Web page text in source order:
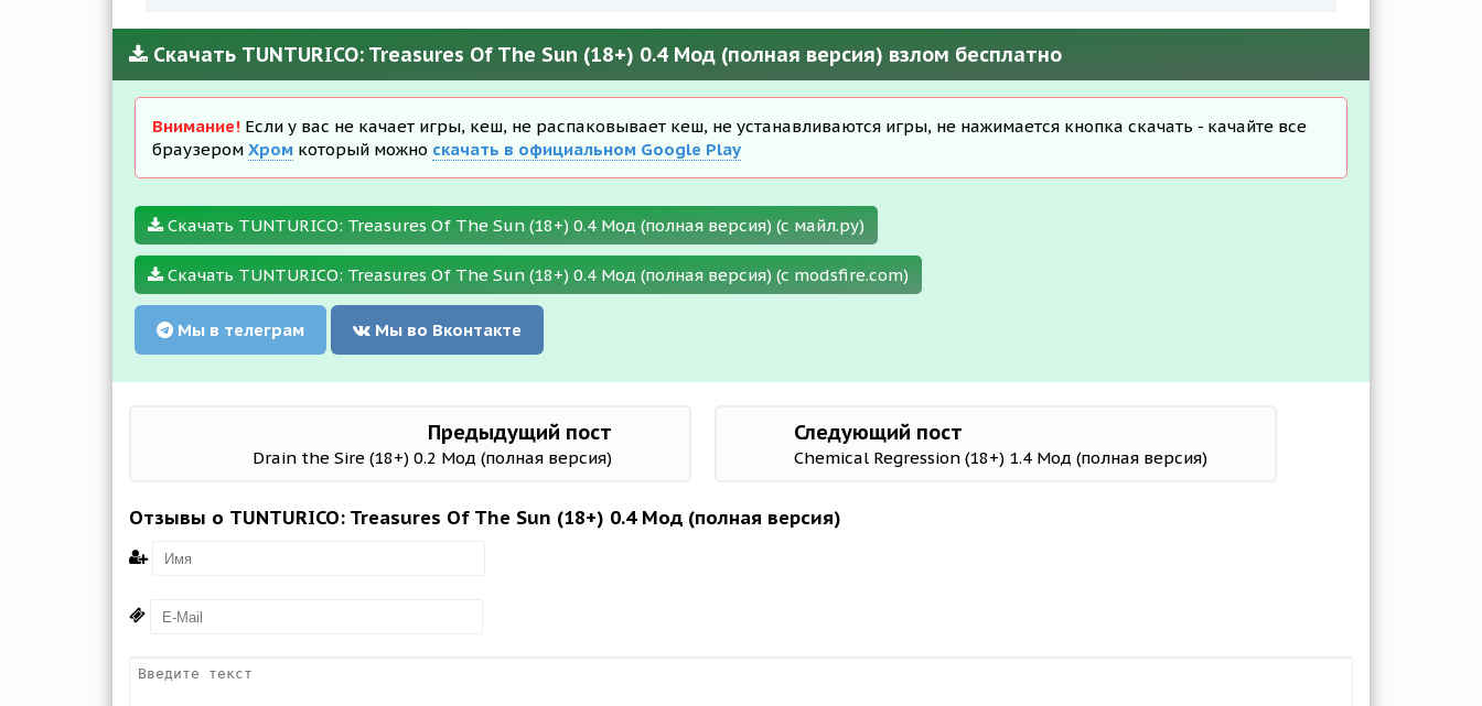
Скачать TUNTURICO: Treasures Of The Sun (18+) 0.4 Мод (полная версия) взлом бесплатно
Внимание! Если у вас не качает игры, кеш, не распаковывает кеш, не устанавливаются игры, не нажимается кнопка скачать - качайте все
браузером Хром который можно скачать в официальном Google Play
Скачать TUNTURICO: Treasures Of The Sun (18+) 0.4 Мод (полная версия) (с майл.ру)
Скачать TUNTURICO: Treasures Of The Sun (18+) 0.4 Мод (полная версия) (с modsfire.com)
Мы в телеграм Мы во Вконтакте
Предыдущий пост
Drain the Sire (18+) 0.2 Мод (полная версия)
Следующий пост
Chemical Regression (18+) 1.4 Мод (полная версия)
Отзывы о TUNTURICO: Treasures Of The Sun (18+) 0.4 Мод (полная версия)